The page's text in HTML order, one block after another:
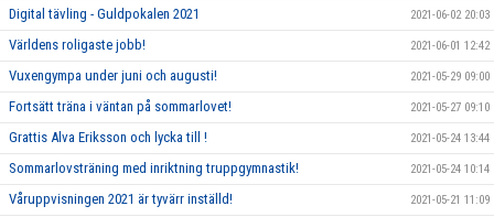
Digital tävling - Guldpokalen 2021 2021-06-02 20:03
Världens roligaste jobb! 2021-06-01 12:42
Vuxengympa under juni och augusti! 2021-05-29 09:00
Fortsätt träna i väntan på sommarlovet! 2021-05-27 09:10
Grattis Alva Eriksson och lycka till ! 2021-05-24 13:44
Sommarlovsträning med inriktning truppgymnastik! 2021-05-24 10:14
Våruppvisningen 2021 är tyvärr inställd! 2021-05-21 11:09